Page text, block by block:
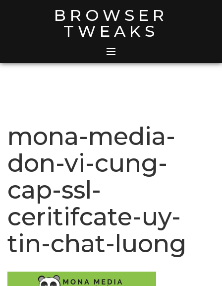
BROWSER
TWEAKS
mona-media-
don-vi-cung-
cap-ssl-
ceritifcate-uy-
tin-chat-luong